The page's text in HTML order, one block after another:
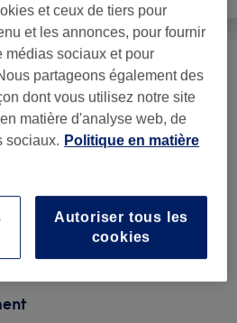
3) à partir de 10 €
(2 ) à partir de 10 €
Japonais, Bien-
et ceux de tiers pour
et les annonces, pour fournir
médias sociaux et pour
partageons également des
dont vous utilisez notre site
matière d'analyse web, de
sociaux. Politique en matière
Autoriser tous les
cookies